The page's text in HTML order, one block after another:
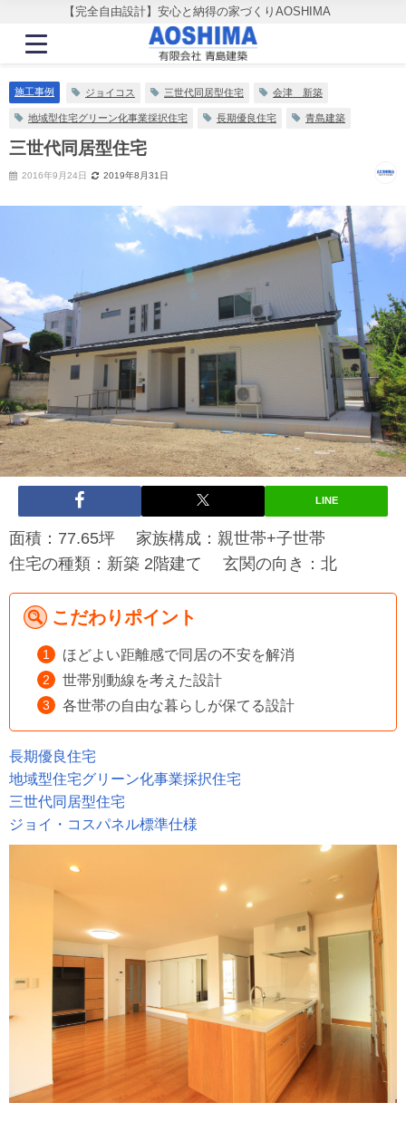
【完全自由設計】安心と納得の家づくりAOSHIMA
施工事例 ジョイコス 三世代同居型住宅 会津 新築
地域型住宅グリーン化事業採択住宅 長期優良住宅 青島建築
三世代同居型住宅
2016年9月24日 2019年8月31日
LINE
面積：77.65坪 家族構成：親世帯+子世帯
住宅の種類：新築 2階建て 玄関の向き：北
こだわりポイント
ほどよい距離感で同居の不安を解消
世帯別動線を考えた設計
各世帯の自由な暮らしが保てる設計
長期優良住宅
地域型住宅グリーン化事業採択住宅
三世代同居型住宅
ジョイ・コスパネル標準仕様